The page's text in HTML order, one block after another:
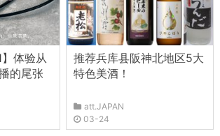
】体验从
的尾张
推荐兵库县阪神北地区5大
特色美酒！
att.JAPAN
03-24